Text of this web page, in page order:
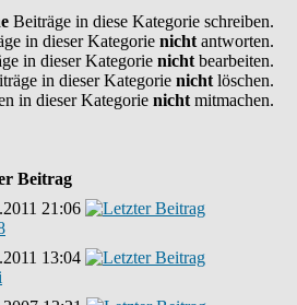
Beiträge in diese Kategorie schreiben.
in dieser Kategorie nicht antworten.
in dieser Kategorie nicht bearbeiten.
in dieser Kategorie nicht löschen.
in dieser Kategorie nicht mitmachen.
Beitrag
21:06
13:04